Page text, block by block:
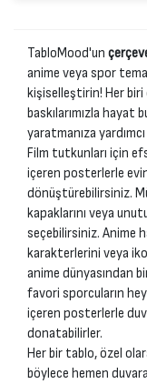
TabloMood'un
anime veya spor
kişiselleştirin! Her
baskılarımızla
yaratmanıza
Film tutkunları için
içeren posterlerle
dönüştürebilirsiniz.
kapaklarını veya
seçebilirsiniz. Anime
karakterlerini veya
anime dünyasından
favori sporcuların
içeren posterlerle
donatabilirler.
Her bir tablo, özel
böylece hemen